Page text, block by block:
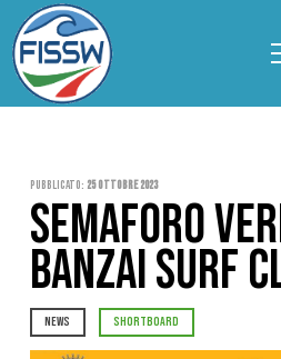
Pubblicato: 25 Ottobre 2023
SEMAFORO
BANZAI SURF
NEWS SHORTBOARD